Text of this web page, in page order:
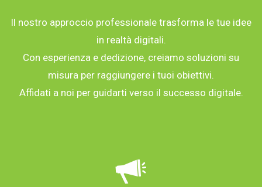
Il nostro approccio professionale trasforma le tue idee
in realtà digitali.
Con esperienza e dedizione, creiamo soluzioni su
misura per raggiungere i tuoi obiettivi.
Affidati a noi per guidarti verso il successo digitale.